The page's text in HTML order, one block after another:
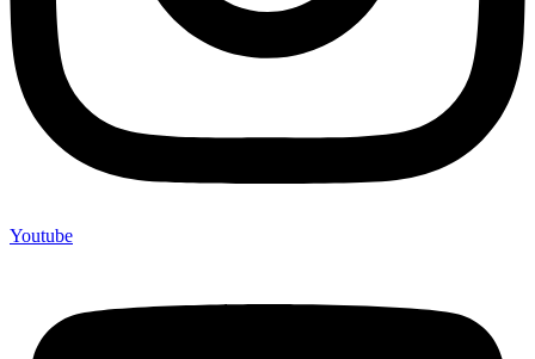
Youtube